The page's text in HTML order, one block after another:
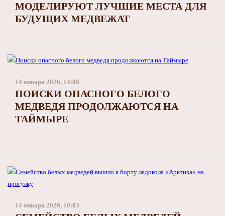
МОДЕЛИРУЮТ ЛУЧШИЕ МЕСТА ДЛЯ
БУДУЩИХ МЕДВЕЖАТ
14 января 2026, 14:08
ПОИСКИ ОПАСНОГО БЕЛОГО
МЕДВЕДЯ ПРОДОЛЖАЮТСЯ НА
ТАЙМЫРЕ
14 января 2026, 10:03